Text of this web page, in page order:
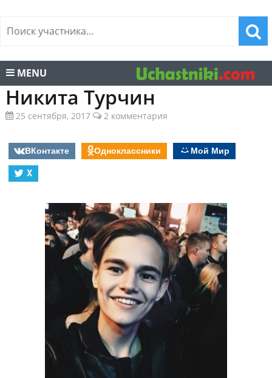
MENU
Никита Турчин
25 сентября, 2017 2 комментария
ВКонтакте Одноклассники
Мой Мир
X